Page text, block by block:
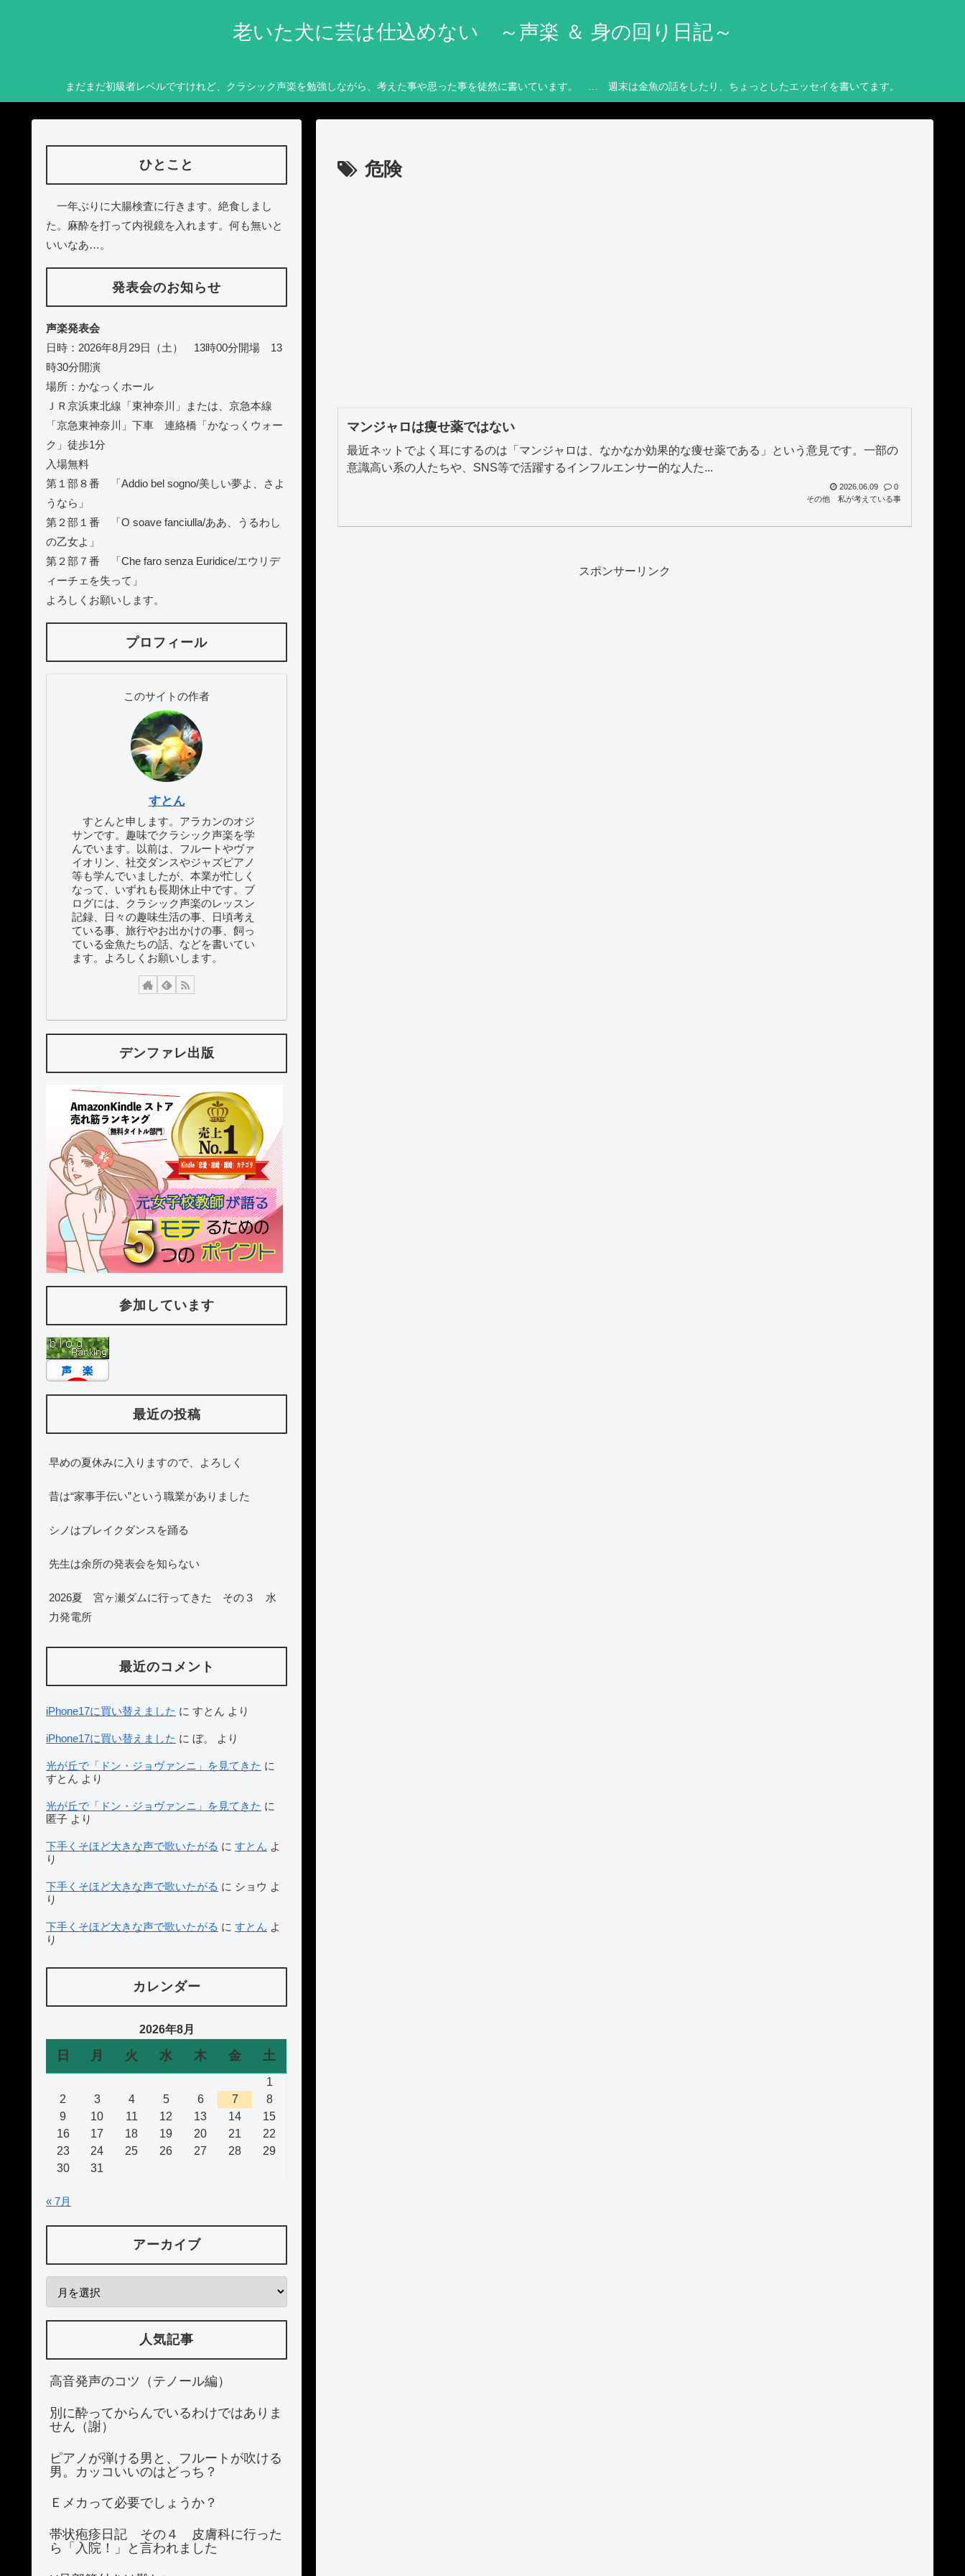
老いた犬に芸は仕込めない ～声楽 ＆ 身の回り日記～
まだまだ初級者レベルですけれど、クラシック声楽を勉強しながら、考えた事や思った事を徒然に書いています。 … 週末は金魚の話をしたり、ちょっとしたエッセイを書いてます。
危険
マンジャロは痩せ薬ではない
最近ネットでよく耳にするのは「マンジャロは、なかなか効果的な痩せ薬である」という意見です。一部の
意識高い系の人たちや、SNS等で活躍するインフルエンサー的な人た...
2026.06.09
0
その他
私が考えている事
スポンサーリンク
ひとこと
一年ぶりに大腸検査に行きます。絶食しまし
た。麻酔を打って内視鏡を入れます。何も無いと
いいなあ…。
発表会のお知らせ
声楽発表会
日時：2026年8月29日（土） 13時00分開場 13
時30分開演
場所：かなっくホール
ＪＲ京浜東北線「東神奈川」または、京急本線
「京急東神奈川」下車 連絡橋「かなっくウォー
ク」徒歩1分
入場無料
第１部８番 「Addio bel sogno/美しい夢よ、さよ
うなら」
第２部１番 「O soave fanciulla/ああ、うるわし
の乙女よ」
第２部７番 「Che faro senza Euridice/エウリデ
ィーチェを失って」
よろしくお願いします。
プロフィール
このサイトの作者
すとん
すとんと申します。アラカンのオジ
サンです。趣味でクラシック声楽を学
んでいます。以前は、フルートやヴァ
イオリン、社交ダンスやジャズピアノ
等も学んでいましたが、本業が忙しく
なって、いずれも長期休止中です。ブ
ログには、クラシック声楽のレッスン
記録、日々の趣味生活の事、日頃考え
ている事、旅行やお出かけの事、飼っ
ている金魚たちの話、などを書いてい
ます。よろしくお願いします。
デンファレ出版
参加しています
最近の投稿
早めの夏休みに入りますので、よろしく
昔は“家事手伝い”という職業がありました
シノはブレイクダンスを踊る
先生は余所の発表会を知らない
2026夏 宮ヶ瀬ダムに行ってきた その３ 水
力発電所
最近のコメント
iPhone17に買い替えました に すとん より
iPhone17に買い替えました に ぼ。 より
光が丘で「ドン・ジョヴァンニ」を見てきた に
すとん より
光が丘で「ドン・ジョヴァンニ」を見てきた に
匿子 より
下手くそほど大きな声で歌いたがる に すとん よ
り
下手くそほど大きな声で歌いたがる に ショウ よ
り
下手くそほど大きな声で歌いたがる に すとん よ
り
カレンダー
2026年8月
日 月 火 水 木 金 土
1
2
3 4 5 6 7
8
9
10 11 12 13 14
15
16
17 18 19 20 21
22
23
24 25 26 27 28
29
30
31
« 7月
アーカイブ
人気記事
高音発声のコツ（テノール編）
別に酔ってからんでいるわけではありま
せん（謝）
ピアノが弾ける男と、フルートが吹ける
男。カッコいいのはどっち？
Ｅメカって必要でしょうか？
帯状疱疹日記 その４ 皮膚科に行った
ら「入院！」と言われました